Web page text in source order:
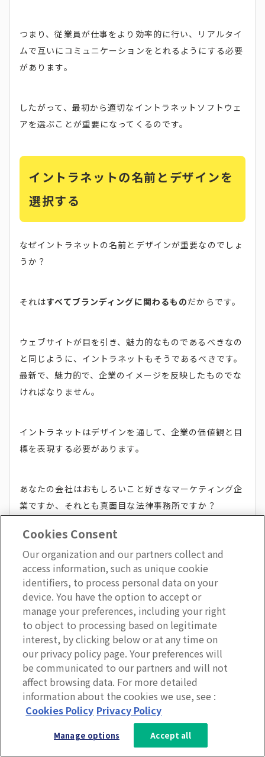
つまり、従業員が仕事をより効率的に行い、リアルタイ
ムで互いにコミュニケーションをとれるようにする必要
があります。
したがって、最初から適切なイントラネットソフトウェ
アを選ぶことが重要になってくるのです。
イントラネットの名前とデザインを
選択する
なぜイントラネットの名前とデザインが重要なのでしょ
うか？
それはすべてブランディングに関わるものだからです。
ウェブサイトが目を引き、魅力的なものであるべきなの
と同じように、イントラネットもそうであるべきです。
最新で、魅力的で、企業のイメージを反映したものでな
ければなりません。
イントラネットはデザインを通して、企業の価値観と目
標を表現する必要があります。
あなたの会社はおもしろいこと好きなマーケティング企
業ですか、それとも真面目な法律事務所ですか？
どのように紹介したいかを考えてみてください。
では、イントラネットにふさわしい名前とはどんなもの
でしょうか？
それは、共感してもらえ、たびたび口に出してもらえる
ようなものでしょう。覚えてもらいやすいように、短く
てシンプルなものにしてください。
一般的なネーミング方法の一つは、イントラネットに使
用されている名前を調べることです。
3分で分かるLumApps
サービス資料を無料ダウンロー
ド
Cookies Consent
Our organization and our partners collect and
access information, such as unique cookie
identifiers, to process personal data on your
device. You have the option to accept or
manage your preferences, including your right
to object to processing based on legitimate
interest, by clicking below or at any time on
our privacy policy page. Your preferences will
be communicated to our partners and will not
affect browsing data. For more detailed
information about the cookies we use, see :
Cookies Policy Privacy Policy
Manage options Accept all